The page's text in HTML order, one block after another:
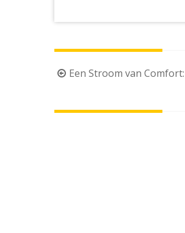
Berichtnavigatie
Een Stroom van